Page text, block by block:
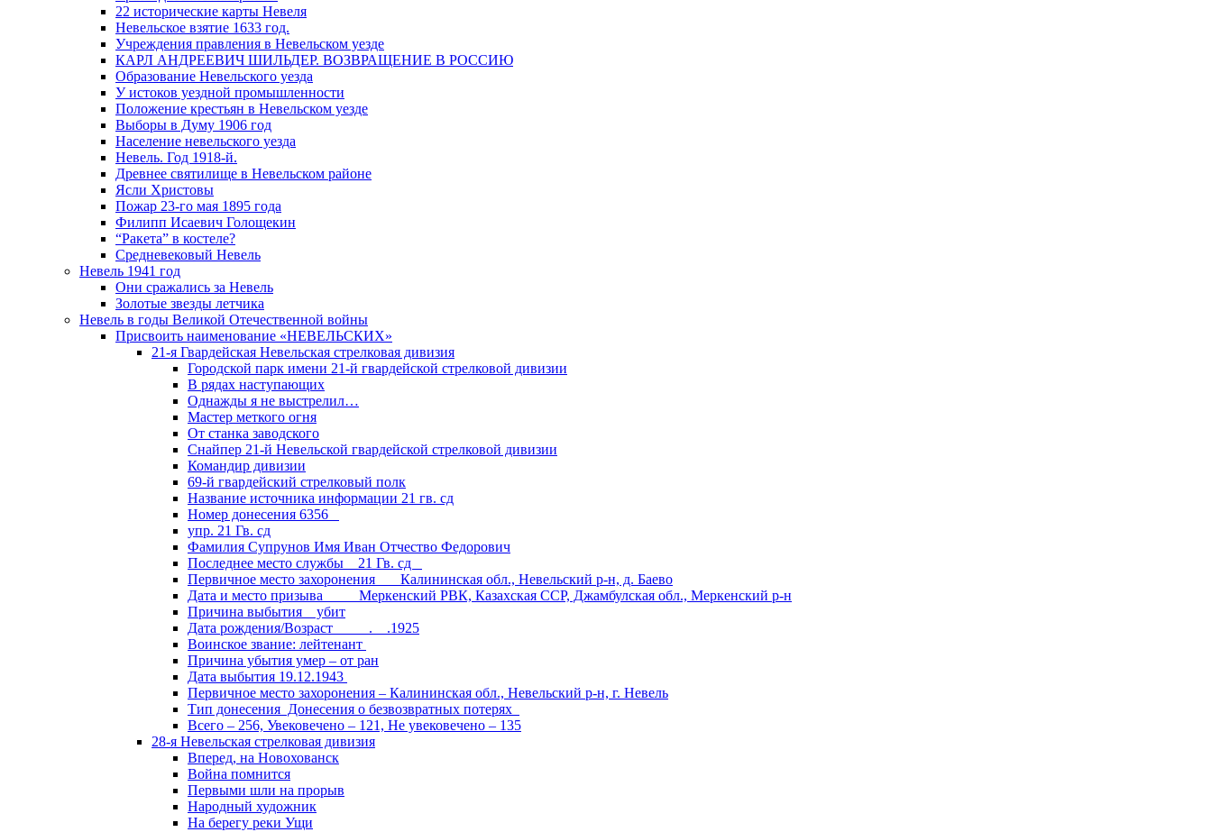
22 исторические карты Невеля
Невельское взятие 1633 год.
Учреждения правления в Невельском уезде
КАРЛ АНДРЕЕВИЧ ШИЛЬДЕР. ВОЗВРАЩЕНИЕ В РОССИЮ
Образование Невельского уезда
У истоков уездной промышленности
Положение крестьян в Невельском уезде
Выборы в Думу 1906 год
Население невельского уезда
Невель. Год 1918-й.
Древнее святилище в Невельском районе
Ясли Христовы
Пожар 23-го мая 1895 года
Филипп Исаевич Голощекин
“Ракета” в костеле?
Средневековый Невель
Невель 1941 год
Они сражались за Невель
Золотые звезды летчика
Невель в годы Великой Отечественной войны
Присвоить наименование «НЕВЕЛЬСКИХ»
21-я Гвардейская Невельская стрелковая дивизия
Городской парк имени 21-й гвардейской стрелковой дивизии
В рядах наступающих
Однажды я не выстрелил…
Мастер меткого огня
От станка заводского
Снайпер 21-й Невельской гвардейской стрелковой дивизии
Командир дивизии
69-й гвардейский стрелковый полк
Название источника информации 21 гв. сд
Номер донесения 6356
упр. 21 Гв. сд
Фамилия Супрунов Имя Иван Отчество Федорович
Последнее место службы 21 Гв. сд
Первичное место захоронения Калининская обл., Невельский р-н, д. Баево
Дата и место призыва Меркенский РВК, Казахская ССР, Джамбулская обл., Меркенский р-н
Причина выбытия убит
Дата рождения/Возраст __.__.1925
Воинское звание: лейтенант
Причина убытия умер – от ран
Дата выбытия 19.12.1943
Первичное место захоронения – Калининская обл., Невельский р-н, г. Невель
Тип донесения Донесения о безвозвратных потерях
Всего – 256, Увековечено – 121, Не увековечено – 135
28-я Невельская стрелковая дивизия
Вперед, на Новохованск
Война помнится
Первыми шли на прорыв
Народный художник
На берегу реки Ущи